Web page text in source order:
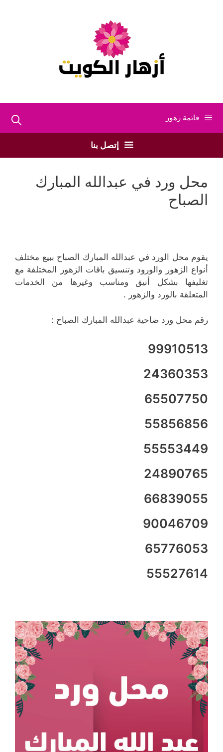
قائمة زهور
إتصل بنا
محل ورد في عبدالله المبارك
الصباح
يقوم محل الورد في عبدالله المبارك الصباح ببيع مختلف
أنواع الزهور والورود وتنسيق باقات الزهور المختلفة مع
تغليفها بشكل أنيق ومناسب وغيرها من الخدمات
المتعلقة بالورد والزهور .
رقم محل ورد ضاحية عبدالله المبارك الصباح :
99910513
24360353
65507750
55856856
55553449
24890765
66839055
90046709
65776053
55527614